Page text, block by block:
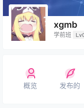
xgmb
学前班
概览 发布的